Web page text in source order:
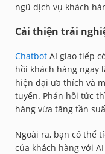
ngũ dịch vụ khách
Cải thiện trải
Chatbot AI giao tiếp
hồi khách hàng ngay
hiện đại ưa thích và
tuyến. Phản hồi tức
hàng vừa tăng tần
Ngoài ra, bạn có thể
của khách hàng với